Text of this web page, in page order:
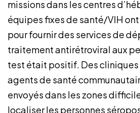
missions dans les centres
équipes fixes de santé/VIH
pour fournir des services de
traitement antirétroviral aux
test était positif. Des
agents de santé
envoyés dans les zones
localiser les personnes